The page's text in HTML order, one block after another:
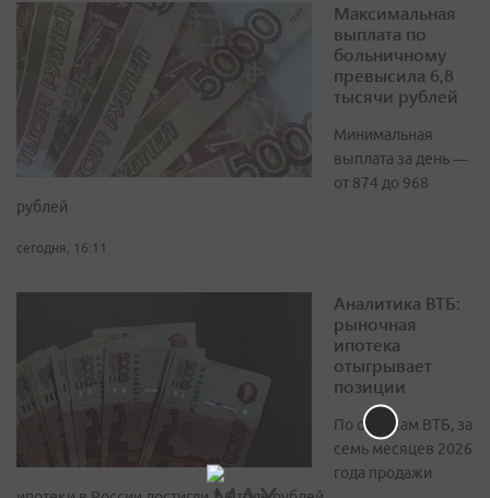
Максимальная
выплата по
больничному
превысила 6,8
тысячи рублей
Минимальная
выплата за день —
от 874 до 968
рублей
сегодня, 16:11
Аналитика ВТБ:
рыночная
ипотека
отыгрывает
позиции
По оценкам ВТБ, за
семь месяцев 2026
года продажи